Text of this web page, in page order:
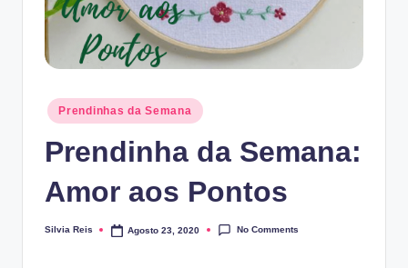
Posted
in
Prendinhas da Semana
Prendinha da Semana:
Amor aos Pontos
Posted
Silvia Reis Agosto 23, 2020 No Comments